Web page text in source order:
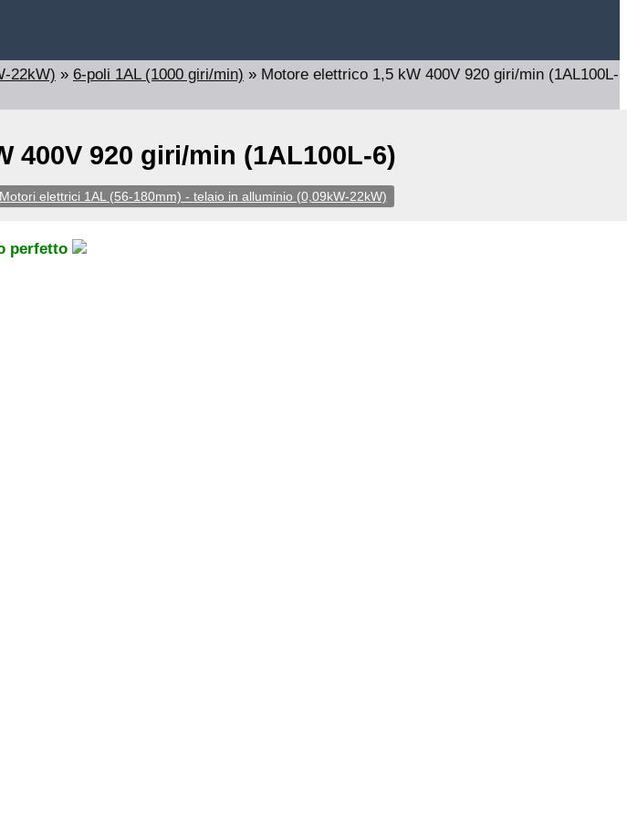
22kW) » 6-poli 1AL (1000 giri/min) » Motore elettrico 1,5 kW 400V 920 giri/min (1AL100L-
400V 920 giri/min (1AL100L-6)
Motori elettrici 1AL (56-180mm) - telaio in alluminio (0,09kW-22kW)
perfetto